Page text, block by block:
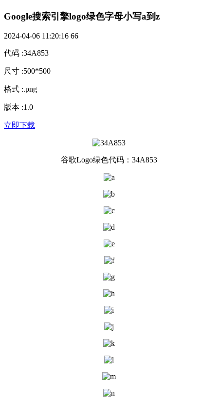
Google搜索引擎logo绿色字母小写a到z
2024-04-06 11:20:16 66
代码 :34A853
尺寸 :500*500
格式 :.png
版本 :1.0
立即下载
谷歌Logo绿色代码：34A853